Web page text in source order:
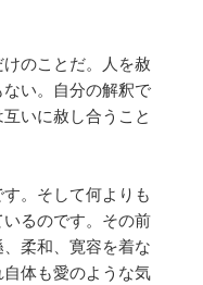
のことだ。人を赦
い。自分の解釈で
いに赦し合うこと
。そして何よりも
るのです。その前
柔和、寛容を着な
体も愛のような気